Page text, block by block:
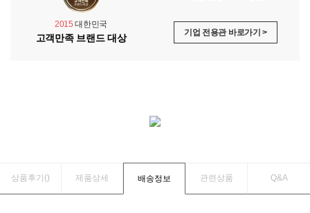
2015 대한민국
고객만족 브랜드 대상 기업 전용관 바로가기 >
상품후기() 제품상세 배송정보 관련상품 Q&A